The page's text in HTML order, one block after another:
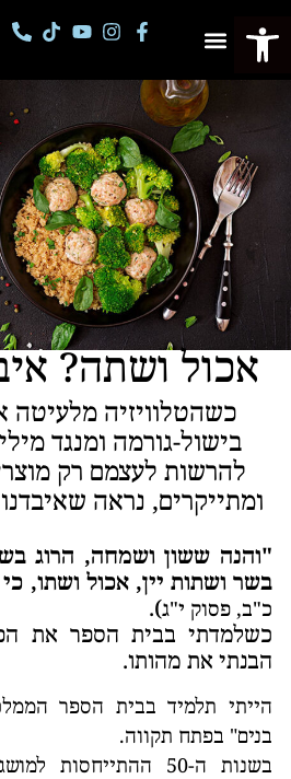
אכול ושתה?
כשהטלוויזיה מלעיטה
בישול-גורמה ומנגד
להרשות לעצמם רק
ומתייקרים, נראה
"והנה ששון ושמחה, הרוג
בשר ושתות יין, אכול ושתו,
כ"ב, פסוק י"ג).
כשלמדתי בבית הספר את
הבנתי את מהותו.
הייתי תלמיד בבית הספר
בנים" בפתח תקווה.
בשנות ה-50
פתח סרגל נגישות